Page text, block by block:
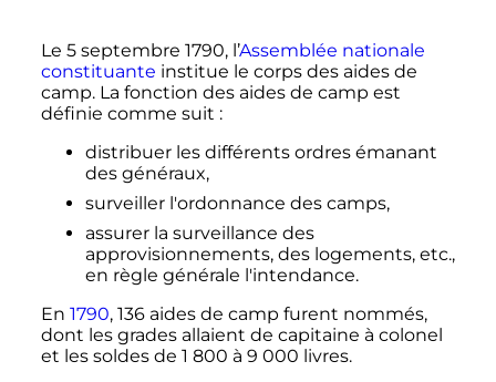
Le 5 septembre 1790, l’Assemblée nationale
constituante institue le corps des aides de
camp. La fonction des aides de camp est
définie comme suit :
distribuer les différents ordres émanant
des généraux,
surveiller l'ordonnance des camps,
assurer la surveillance des
approvisionnements, des logements, etc.,
en règle générale l'intendance.
En 1790, 136 aides de camp furent nommés,
dont les grades allaient de capitaine à colonel
et les soldes de 1 800 à 9 000 livres.